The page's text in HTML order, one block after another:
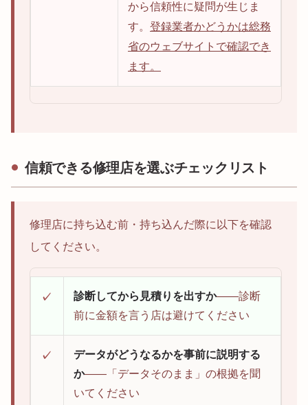
から信頼性に疑問が生じま
す。 登録業者かどうかは総務
省のウェブサイトで確認でき
ます。
信頼できる修理店を選ぶチェックリスト
修理店に持ち込む前・持ち込んだ際に以下を確認
してください。
✓ 診断してから見積りを出すか——診断
前に金額を言う店は避けてください
✓
データがどうなるかを事前に説明する
か——「データそのまま」の根拠を聞
いてください